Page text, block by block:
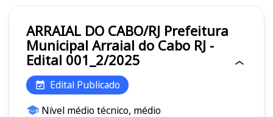
ARRAIAL DO CABO/RJ Prefeitura
Municipal Arraial do Cabo RJ -
Edital 001_2/2025
Edital Publicado
Nível médio técnico, médio